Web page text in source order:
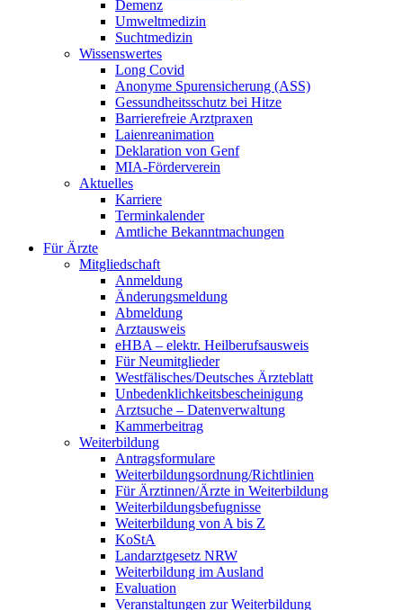
Demenz
Umweltmedizin
Suchtmedizin
Wissenswertes
Long Covid
Anonyme Spurensicherung (ASS)
Gessundheitsschutz bei Hitze
Barrierefreie Arztpraxen
Laienreanimation
Deklaration von Genf
MIA-Förderverein
Aktuelles
Karriere
Terminkalender
Amtliche Bekanntmachungen
Für Ärzte
Mitgliedschaft
Anmeldung
Änderungsmeldung
Abmeldung
Arztausweis
eHBA – elektr. Heilberufsausweis
Für Neumitglieder
Westfälisches/Deutsches Ärzteblatt
Unbedenklichkeitsbescheinigung
Arztsuche – Datenverwaltung
Kammerbeitrag
Weiterbildung
Antragsformulare
Weiterbildungsordnung/Richtlinien
Für Ärztinnen/Ärzte in Weiterbildung
Weiterbildungsbefugnisse
Weiterbildung von A bis Z
KoStA
Landarztgesetz NRW
Weiterbildung im Ausland
Evaluation
Veranstaltungen zur Weiterbildung